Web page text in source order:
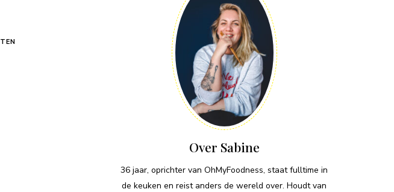
Over Sabine
36 jaar, oprichter van OhMyFoodness, staat fulltime in
de keuken en reist anders de wereld over. Houdt van